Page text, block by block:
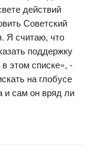
действий
Советский
Я считаю, что
поддержку
этом списке», -
на глобусе
и сам он вряд ли